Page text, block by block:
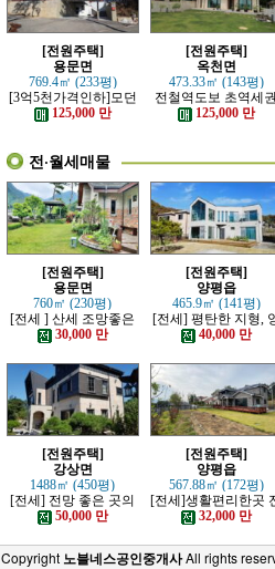
[전원주택]
용문면
769.4㎡ (233평)
[3억5천가격인하]모던
하고 고급스러운 본채,
별채있는 전원주택
125,000 만
[전원주택]
옥천면
473.33㎡ (143평)
전철역도보 초역세
강조망 고급전원주
125,000 만
전·월세매물
[전원주택]
용문면
760㎡ (230평)
[전세 ] 산세 조망좋은
정원 예쁜, 단층주택
30,000 만
[전원주택]
양평읍
465.9㎡ (141평)
[전세] 평탄한 지형,
평시내 차량 접근성
수한 전원주택
40,000 만
[전원주택]
강상면
1488㎡ (450평)
[전세] 전망 좋은 곳의
고급 전원주택
50,000 만
[전원주택]
양평읍
567.88㎡ (172평)
[전세]생활편리한곳
망트인 전원주택
32,000 만
Copyright 노블네스공인중개사All rights